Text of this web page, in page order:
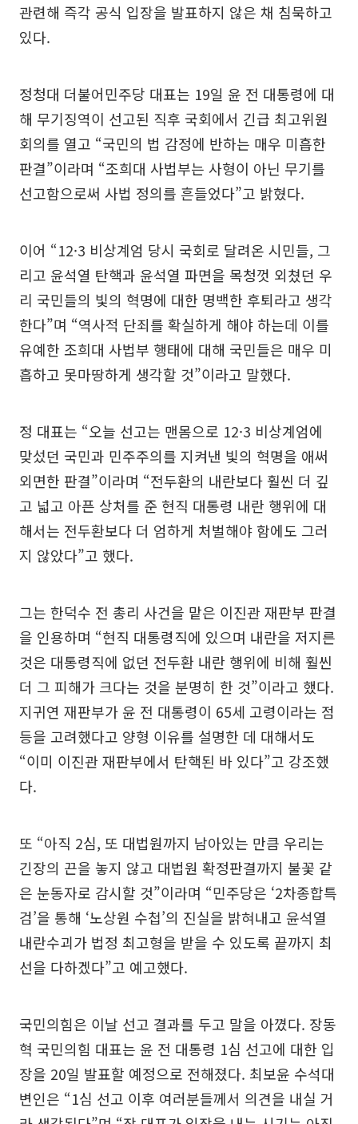
관련해 즉각 공식 입장을 발표하지 않은 채 침묵하고
있다.
정청대 더불어민주당 대표는 19일 윤 전 대통령에 대
해 무기징역이 선고된 직후 국회에서 긴급 최고위원
회의를 열고 “국민의 법 감정에 반하는 매우 미흡한
판결”이라며 “조희대 사법부는 사형이 아닌 무기를
선고함으로써 사법 정의를 흔들었다”고 밝혔다.
이어 “12·3 비상계엄 당시 국회로 달려온 시민들, 그
리고 윤석열 탄핵과 윤석열 파면을 목청껏 외쳤던 우
리 국민들의 빛의 혁명에 대한 명백한 후퇴라고 생각
한다”며 “역사적 단죄를 확실하게 해야 하는데 이를
유예한 조희대 사법부 행태에 대해 국민들은 매우 미
흡하고 못마땅하게 생각할 것”이라고 말했다.
정 대표는 “오늘 선고는 맨몸으로 12·3 비상계엄에
맞섰던 국민과 민주주의를 지켜낸 빛의 혁명을 애써
외면한 판결”이라며 “전두환의 내란보다 훨씬 더 깊
고 넓고 아픈 상처를 준 현직 대통령 내란 행위에 대
해서는 전두환보다 더 엄하게 처벌해야 함에도 그러
지 않았다”고 했다.
그는 한덕수 전 총리 사건을 맡은 이진관 재판부 판결
을 인용하며 “현직 대통령직에 있으며 내란을 저지른
것은 대통령직에 없던 전두환 내란 행위에 비해 훨씬
더 그 피해가 크다는 것을 분명히 한 것”이라고 했다.
지귀연 재판부가 윤 전 대통령이 65세 고령이라는 점
등을 고려했다고 양형 이유를 설명한 데 대해서도
“이미 이진관 재판부에서 탄핵된 바 있다”고 강조했
다.
또 “아직 2심, 또 대법원까지 남아있는 만큼 우리는
긴장의 끈을 놓지 않고 대법원 확정판결까지 불꽃 같
은 눈동자로 감시할 것”이라며 “민주당은 ‘2차종합특
검’을 통해 ‘노상원 수첩’의 진실을 밝혀내고 윤석열
내란수괴가 법정 최고형을 받을 수 있도록 끝까지 최
선을 다하겠다”고 예고했다.
국민의힘은 이날 선고 결과를 두고 말을 아꼈다. 장동
혁 국민의힘 대표는 윤 전 대통령 1심 선고에 대한 입
장을 20일 발표할 예정으로 전해졌다. 최보윤 수석대
변인은 “1심 선고 이후 여러분들께서 의견을 내실 거